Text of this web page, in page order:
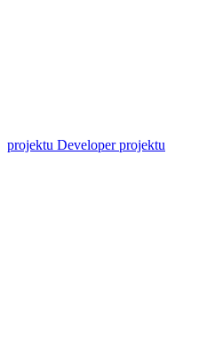
projektu Developer projektu